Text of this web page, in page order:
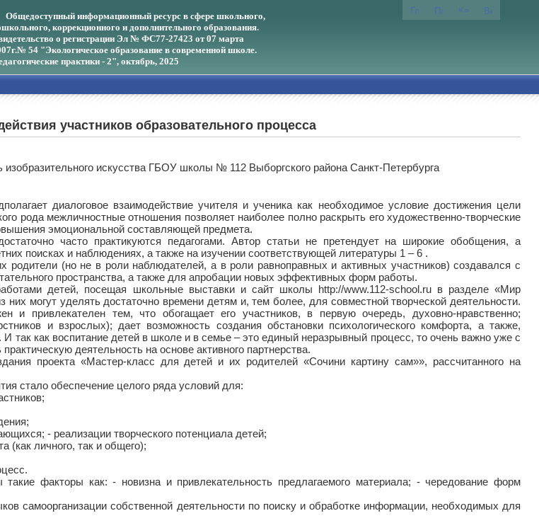
Общедоступный информационный ресурс в сфере школьного,
коррекционного и дополнительного образования.
о регистрации Эл № ФС77-27423 от 07 марта
№ 54 "Экологическое образование в современной школе.
практики - 2", октябрь, 2025
участников образовательного процесса
искусства ГБОУ школы № 112 Выборгского района Санкт-Петербурга
диалоговое взаимодействие учителя и ученика как необходимое условие достижения цели
рода межличностные отношения позволяет наиболее полно раскрыть его художественно-творческие
эмоциональной составляющей предмета.
часто практикуются педагогами. Автор статьи не претендует на широкие обобщения, а
поисках и наблюдениях, а также на изучении соответствующей литературы 1 – 6 .
родители (но не в роли наблюдателей, а в роли равноправных и активных участников) создавался с
пространства, а также для апробации новых эффективных форм работы.
детей, посещая школьные выставки и сайт школы http://www.112-school.ru в разделе «Мир
них могут уделять достаточно времени детям и, тем более, для совместной творческой деятельности.
и привлекателен тем, что обогащает его участников, в первую очередь, духовно-нравственно;
и взрослых); дает возможность создания обстановки психологического комфорта, а также,
И так как воспитание детей в школе и в семье – это единый неразрывный процесс, то очень важно уже с
деятельность на основе активного партнерства.
проекта «Мастер-класс для детей и их родителей «Сочини картину сам»», рассчитанного на
стало обеспечение целого ряда условий для:
- реализации творческого потенциала детей;
(как личного, так и общего);
факторы как: - новизна и привлекательность предлагаемого материала; - чередование форм
самоорганизации собственной деятельности по поиску и обработке информации, необходимых для